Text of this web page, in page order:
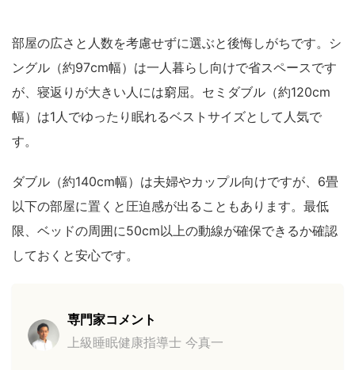
部屋の広さと人数を考慮せずに選ぶと後悔しがちです。シ
ングル（約97cm幅）は一人暮らし向けで省スペースです
が、寝返りが大きい人には窮屈。セミダブル（約120cm
幅）は1人でゆったり眠れるベストサイズとして人気で
す。
ダブル（約140cm幅）は夫婦やカップル向けですが、6畳
以下の部屋に置くと圧迫感が出ることもあります。最低
限、ベッドの周囲に50cm以上の動線が確保できるか確認
しておくと安心です。
専門家コメント
上級睡眠健康指導士 今真一